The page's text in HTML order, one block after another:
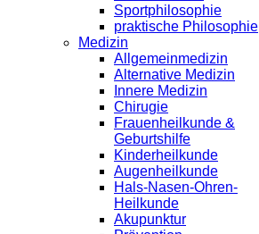
Sportphilosophie
praktische Philosophie
Medizin
Allgemeinmedizin
Alternative Medizin
Innere Medizin
Chirugie
Frauenheilkunde &
Geburtshilfe
Kinderheilkunde
Augenheilkunde
Hals-Nasen-Ohren-
Heilkunde
Akupunktur